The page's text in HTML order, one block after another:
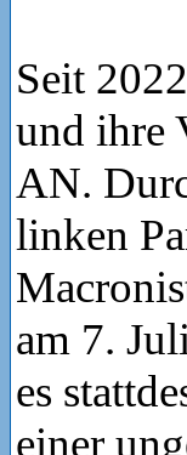
Seit
und ihre
AN.
linken
am 7.
es
einer